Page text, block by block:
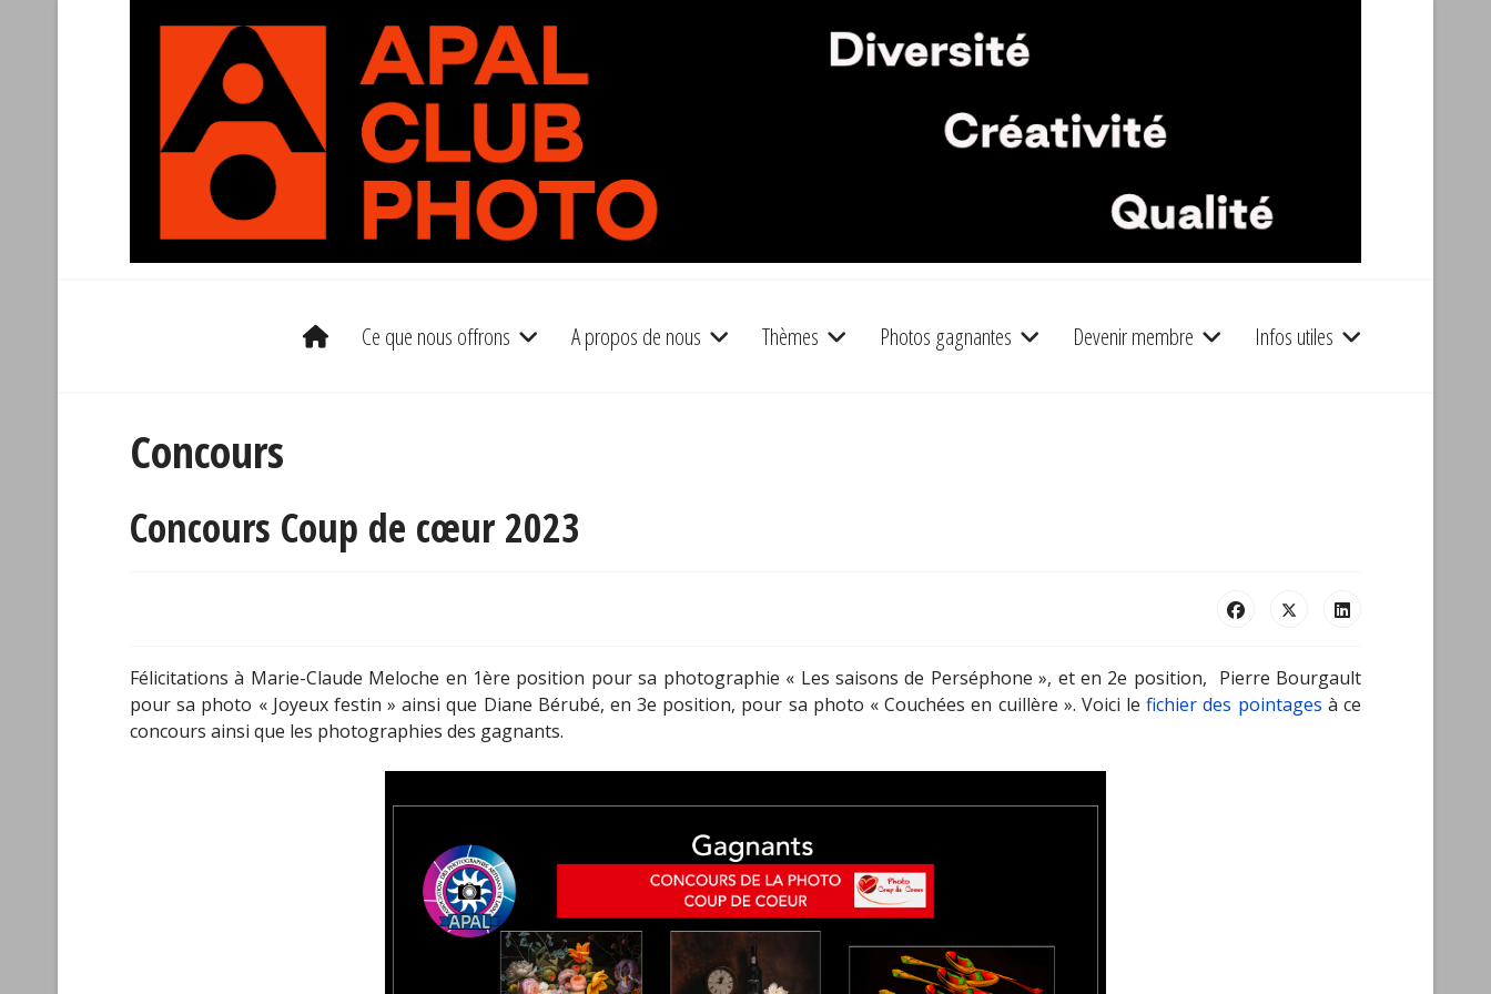
Ce que nous offrons A propos de nous Thèmes Photos gagnantes Devenir membre Infos utiles
Concours
Concours Coup de cœur 2023
Félicitations à Marie-Claude Meloche en 1ère position pour sa photographie « Les saisons de Perséphone », et en 2e position, Pierre Bourgault
pour sa photo « Joyeux festin » ainsi que Diane Bérubé, en 3e position, pour sa photo « Couchées en cuillère ». Voici lefichier des pointages à ce
concours ainsi que les photographies des gagnants.